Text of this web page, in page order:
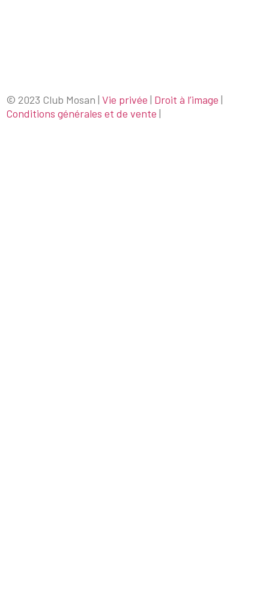
© 2023 Club Mosan | Vie privée | Droit à l’image |
Conditions générales et de vente |